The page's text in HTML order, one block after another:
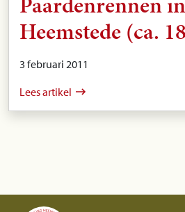
Heemstede (ca.
3 februari 2011
Lees artikel